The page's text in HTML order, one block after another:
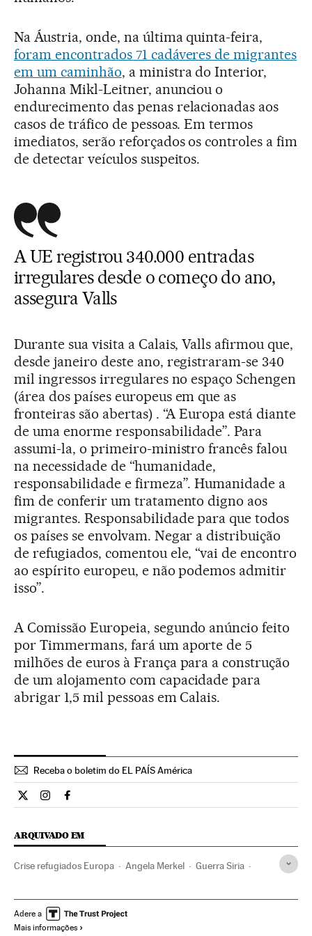
Na Áustria, onde, na última quinta-feira,
foram encontrados 71 cadáveres de migrantes
em um caminhão, a ministra do Interior,
Johanna Mikl-Leitner, anunciou o
endurecimento das penas relacionadas aos
casos de tráfico de pessoas. Em termos
imediatos, serão reforçados os controles a fim
de detectar veículos suspeitos.
A UE registrou 340.000 entradas
irregulares desde o começo do ano,
assegura Valls
Durante sua visita a Calais, Valls afirmou que,
desde janeiro deste ano, registraram-se 340
mil ingressos irregulares no espaço Schengen
(área dos países europeus em que as
fronteiras são abertas) . “A Europa está diante
de uma enorme responsabilidade”. Para
assumi-la, o primeiro-ministro francês falou
na necessidade de “humanidade,
responsabilidade e firmeza”. Humanidade a
fim de conferir um tratamento digno aos
migrantes. Responsabilidade para que todos
os países se envolvam. Negar a distribuição
de refugiados, comentou ele, “vai de encontro
ao espírito europeu, e não podemos admitir
isso”.
A Comissão Europeia, segundo anúncio feito
por Timmermans, fará um aporte de 5
milhões de euros à França para a construção
de um alojamento com capacidade para
abrigar 1,5 mil pessoas em Calais.
Receba o boletim do EL PAÍS América
Internacional El País Brasil en Twitter
Internacional El País Brasil en Instagram
Internacional El País Brasil en Facebook
ARQUIVADO EM
Crise refugiados Europa Angela Merkel Guerra Siria
Guerra civil Problemas demográficos
Adere a
Mais informações